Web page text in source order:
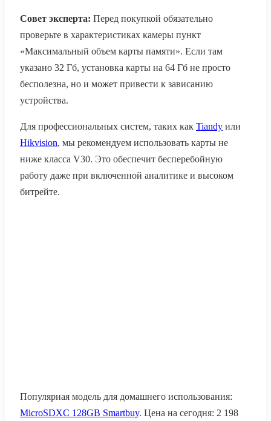
Совет эксперта: Перед покупкой обязательно
проверьте в характеристиках камеры пункт
«Максимальный объем карты памяти». Если там
указано 32 Гб, установка карты на 64 Гб не просто
бесполезна, но и может привести к зависанию
устройства.
Для профессиональных систем, таких как Tiandy или
Hikvision, мы рекомендуем использовать карты не
ниже класса V30. Это обеспечит бесперебойную
работу даже при включенной аналитике и высоком
битрейте.
Популярная модель для домашнего использования:
MicroSDXC 128GB Smartbuy. Цена на сегодня: 2 198